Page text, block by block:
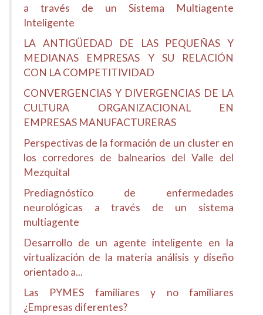
a través de un Sistema Multiagente
Inteligente
LA ANTIGÜEDAD DE LAS PEQUEÑAS Y
MEDIANAS EMPRESAS Y SU RELACIÓN
CON LA COMPETITIVIDAD
CONVERGENCIAS Y DIVERGENCIAS DE LA
CULTURA ORGANIZACIONAL EN
EMPRESAS MANUFACTURERAS
Perspectivas de la formación de un cluster en
los corredores de balnearios del Valle del
Mezquital
Prediagnóstico de enfermedades
neurológicas a través de un sistema
multiagente
Desarrollo de un agente inteligente en la
virtualización de la materia análisis y diseño
orientado a...
Las PYMES familiares y no familiares
¿Empresas diferentes?